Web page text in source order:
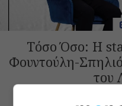
Τόσο Όσο: Η
Φουντούλη-
του